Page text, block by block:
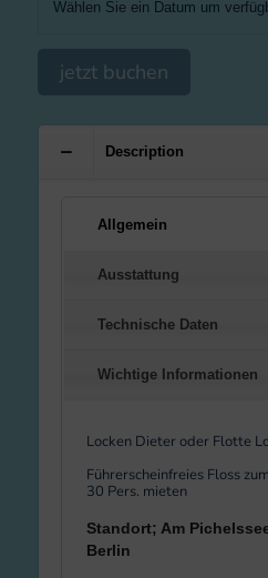
Wählen Sie ein Datum um
jetzt buchen
Description
Allgemein
Ausstattung
Technische Daten
Wichtige Informationen
Locken Dieter oder Flotte
Führerscheinfreies Floss
30 Pers. mieten
Standort; Am
Berlin